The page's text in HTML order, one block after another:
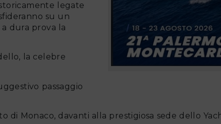
legate
su un
dura prova la
la celebre
passaggio
di Monaco, davanti alla prestigiosa sede dello